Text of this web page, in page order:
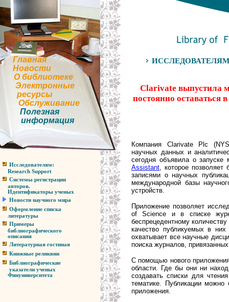
Главная
Новости
О библиотеке
Электронные
ресурсы
Обслуживание
Полезная
информация
Исследователям:
Research Support
Системы регистрации
авторов.
Идентификаторы ученых
Новости научного мира
Оформление списка
литературы
Примеры
библиографического
описания
Литературная гостиная
Книжные реликвии
Библиографические
указатели ученых
Финуниверситета
ИССЛЕДОВАТЕЛЯМ.
Clarivate выпустила
постоянно оставаться
Компания Clarivate Plc
научных данных и
сегодня объявила о
Assistant , которое
записями о научных
международной базы
устройств.
Приложение позволяет
of Science и в списке
беспрецедентному
качество публикуемых в
охватывает все научные
поиска журналов,
С помощью нового
области. Где бы они ни
создавать списки для
тематике. Публикации
приложения.